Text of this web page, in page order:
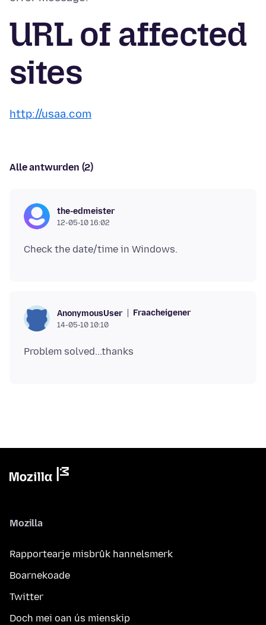
URL of affected
sites
http://usaa.com
Alle antwurden (2)
the-edmeister
12-05-10 16:02
AnonymousUser Fraacheigener
14-05-10 10:10
Mozilla
Rapportearje misbrûk hannelsmerk
Boarnekoade
Twitter
Doch mei oan ús mienskip